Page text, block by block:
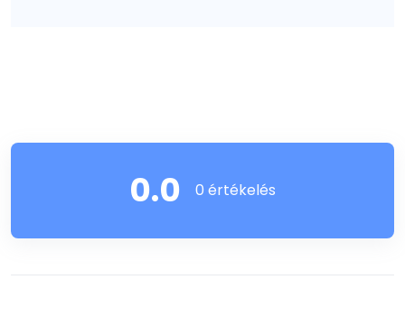
0.0 0 értékelés